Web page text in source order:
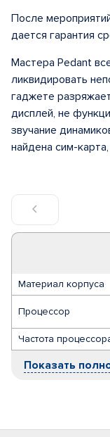
Материал корпуса
Процессор
Частота
Показать
После
дается гарантия
Мастера Pedant
ликвидировать
гаджете
дисплей, не
звучание
найдена сим-